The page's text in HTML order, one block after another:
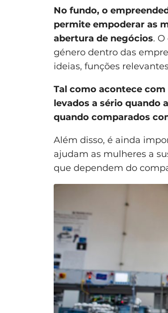
No fundo, o
permite empoderar as
abertura de negócios.
género dentro das
ideias, funções
Tal como acontece
levados a sério quando
quando comparados
Além disso, é ainda
ajudam as mulheres a
que dependem do